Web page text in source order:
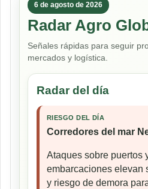
6 de agosto de 2026
Radar Agro
Señales rápidas para seguir
mercados y logística.
Radar del día
RIESGO DEL DÍA
Corredores del mar
Ataques sobre puertos
embarcaciones elevan
y riesgo de demora